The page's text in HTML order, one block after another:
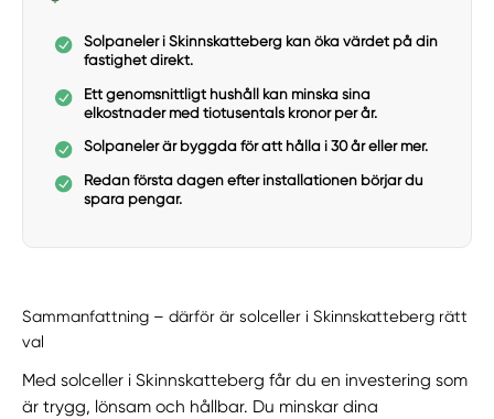
Solpaneler i Skinnskatteberg kan öka värdet på din
fastighet direkt.
Ett genomsnittligt hushåll kan minska sina
elkostnader med tiotusentals kronor per år.
Solpaneler är byggda för att hålla i 30 år eller mer.
Redan första dagen efter installationen börjar du
spara pengar.
Sammanfattning – därför är solceller i Skinnskatteberg rätt
val
Med solceller i Skinnskatteberg får du en investering som
är trygg, lönsam och hållbar. Du minskar dina